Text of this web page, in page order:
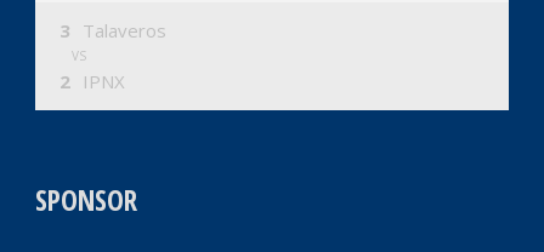
Talaveros
3
VS
2 IPNX
SPONSOR